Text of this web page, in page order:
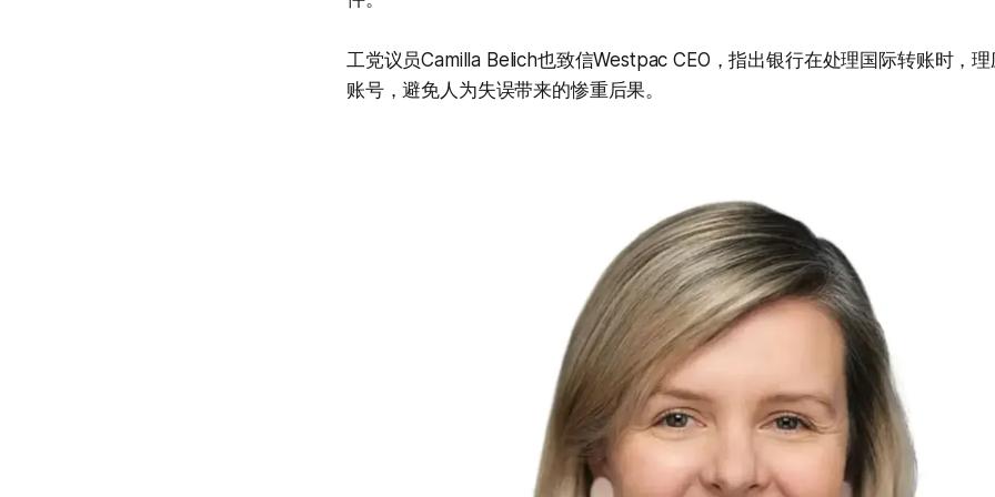
工党议员Camilla Belich也致信Westpac CEO，指出银行在处理国际转账时，
账号，避免人为失误带来的惨重后果。